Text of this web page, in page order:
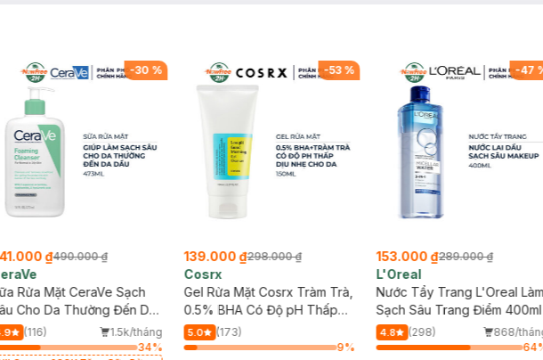
bạn lấy phần đỉnh gò má làm “gốc tọa độ” (có thể xác định gốc tọa độ này chính xác
-30 %
₫490.000 ₫
Rửa Mặt CeraVe Sạch
Cho Da Thường Đến Da
473ml
(116)
1.5k/tháng
34%
-53%
139.000 ₫298.000 ₫
Cosrx
Gel Rửa Mặt Cosrx Tràm Trà,
0.5% BHA Có Độ pH Thấp
150ml
5.0
(173)
9%
-47
153.000 ₫289.000 ₫
L'Oreal
Nước Tẩy Trang L'Oreal Làm
Sạch Sâu Trang Điểm 400ml
4.8 (298)
868/
64